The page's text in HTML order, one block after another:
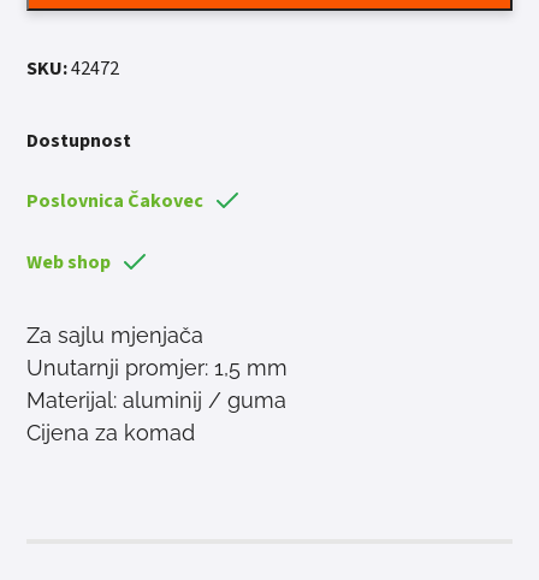
1.5MM
SKU:42472
Dostupnost
Poslovnica Čakovec
Web shop
Za sajlu mjenjača
Unutarnji promjer: 1,5 mm
Materijal: aluminij / guma
Cijena za komad